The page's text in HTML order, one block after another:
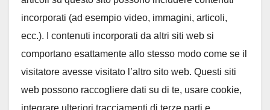
incorporati (ad esempio video, immagini, articoli,
ecc.). I contenuti incorporati da altri siti web si
comportano esattamente allo stesso modo come se il
visitatore avesse visitato l’altro sito web. Questi siti
web possono raccogliere dati su di te, usare cookie,
integrare ulteriori tracciamenti di terze parti e